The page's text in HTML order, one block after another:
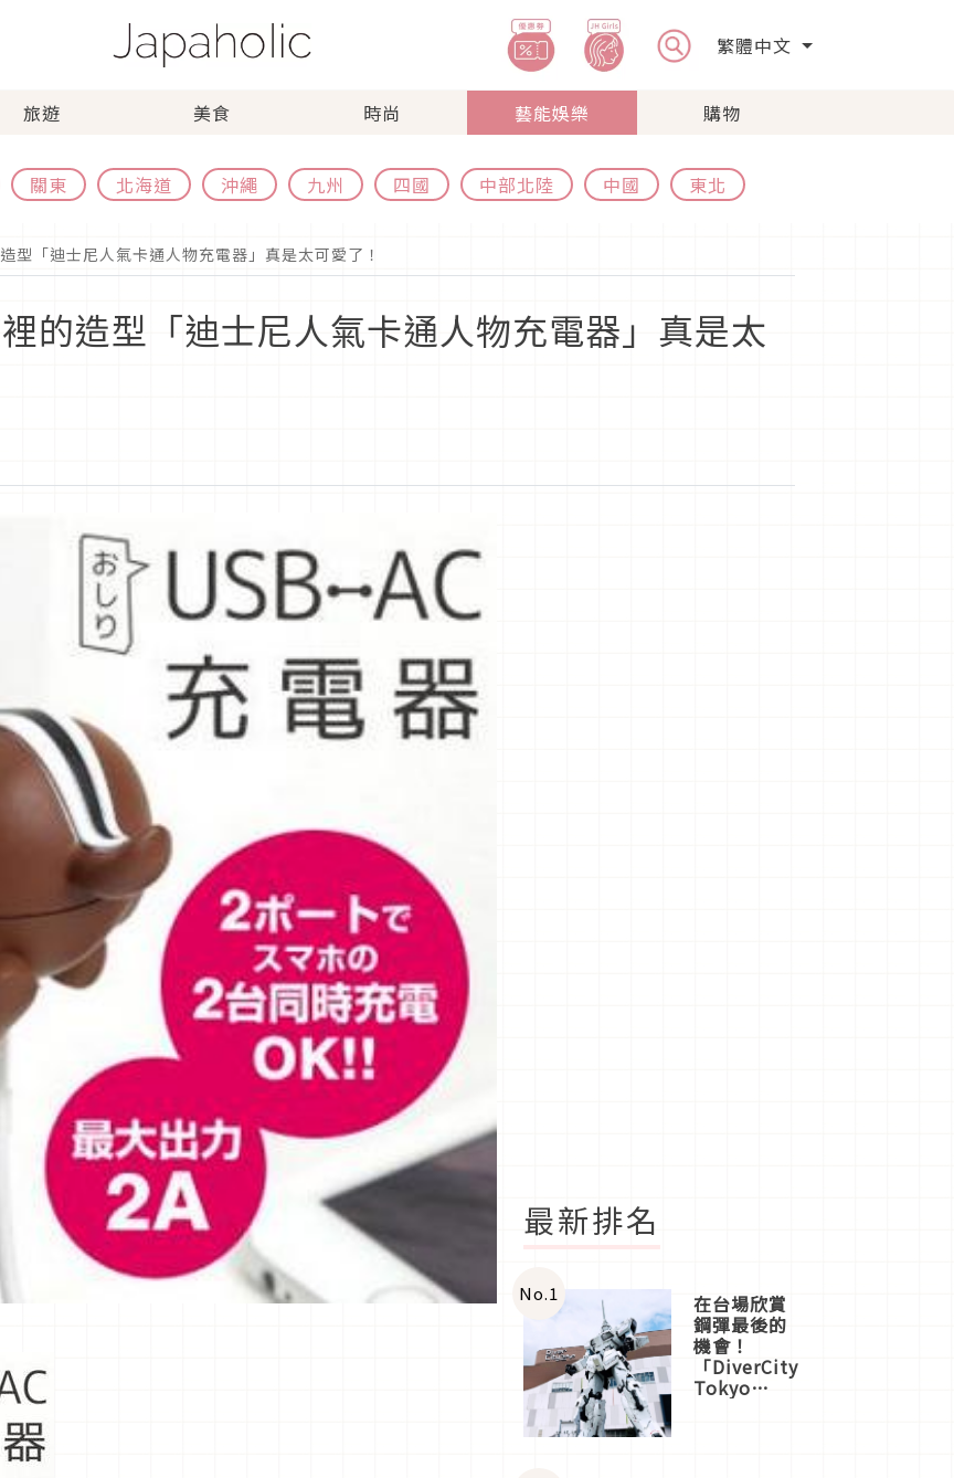
繁體中文
旅遊 美食 時尚 藝能娛樂 購物
關東 北海道 沖繩 九州 四國 中部北陸 中國 東北
型「迪士尼人氣卡通人物充電器」真是太可愛了！
的造型「迪士尼人氣卡通人物充電器」真是太
最新排名
No.1 在台場欣賞
鋼彈最後的
機會！
「DiverCity
Tokyo